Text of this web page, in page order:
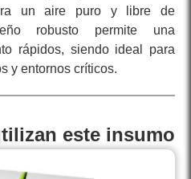
un aire puro y libre de
robusto permite una
rápidos, siendo ideal para
y entornos críticos.
este insumo